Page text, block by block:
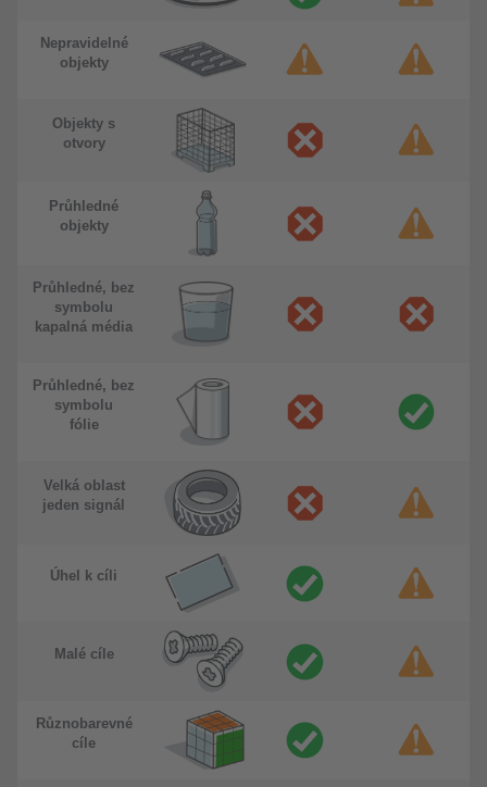
Nepravidelné
objekty
Objekty s
otvory
Průhledné
objekty
Průhledné, bez
symbolu
kapalná média
Průhledné, bez
symbolu
fólie
Velká oblast
jeden signál
Úhel k cíli
Malé cíle
Různobarevné
cíle